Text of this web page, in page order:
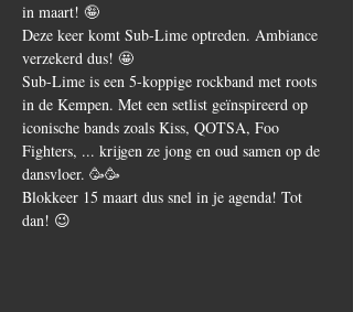
in maart! 🤪
Deze keer komt Sub-Lime optreden. Ambiance
verzekerd dus! 🤩
Sub-Lime is een 5-koppige rockband met roots
in de Kempen. Met een setlist geïnspireerd op
iconische bands zoals Kiss, QOTSA, Foo
Fighters, ... krijgen ze jong en oud samen op de
dansvloer. 🥳🥳
Blokkeer 15 maart dus snel in je agenda! Tot
dan! 😉